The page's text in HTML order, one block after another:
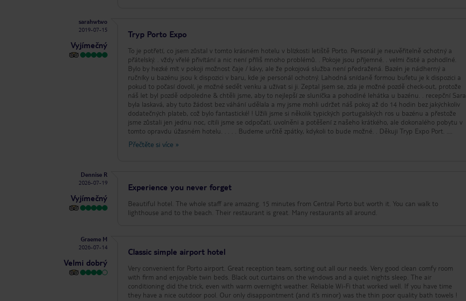
sarahwtwo
2019-07-15
Vyjímečný
Tryp Porto Expo
To je potřetí, co jsem zůstal v tomto krásném hotelu v blízkosti letiště Porto. Personál je neuvěřitelně ochotný a
přátelský. . vždy vřelé přivítání a nic není příliš mnoho problémů. . Pokoje jsou příjemné. . velmi čisté a pohodlné.
Bylo by hezké mít v pokoji možnost čaje / kávy, ale že pokojová služba není předražená. Bazén je nádherný a
ručníky u bazénu jsou k dispozici v baru, kde je personál ochotný. Lahodná snídaně formou bufetu je k dispozici a
pokud to počasí dovolí, je možné sedět venku a užívat si ji. Zeptal jsem se, zda je možné pozdě check-out, protože
náš let byl pozdě odpoledne & chtěli jsme, aby to nejlepší ze sluníčka a pohodlné lehátka u bazénu. . recepční Sara
byla laskavá, aby tuto žádost bez váhání udělala a my jsme mohli udržet náš pokoj až do 14 hodin bez jakýchkoliv
dodatečných plateb, což bylo fantastické! ! Užili jsme si několik typických portugalských ros u bazénu a přestože
jsme zůstali jen jednu noc, cítili jsme se odpočatí, uvolněni a potěšení z našeho krátkého, ale dokonalého pobytu v
tomto opravdu úžasném hotelu. . . . . Budeme určitě zpátky, kdykoli to bude možné. . Děkuji Tryp Expo Port. .
Dobré vzpomínky zde. Sarah.
Přečtěte si více »
Dennise R
2026-07-19
Vyjímečný
Experience you never forget
Beautiful hotel. The whole staff are amazing. 15 minutes from Central Porto but worth it. You can walk to
lighthouse and to the beach. Their restaurant is great. Many restaurants all around.
Graeme M
2026-07-14
Velmi dobrý
Classic simple airport hotel
Very convenient for Porto airport. Great reception team, sorting out all our needs. Very good clean comfy room
with firm and enjoyable twin beds. Black out curtains on the windows and a quiet nights sleep. The air
conditioning did the trick, even with warm overnight weather. Reliable Wi-Fi that worked well. If you have time
they have a nice outdoor pool. Our only disappointment (and it’s minor) was the thin poor quality bath towels !